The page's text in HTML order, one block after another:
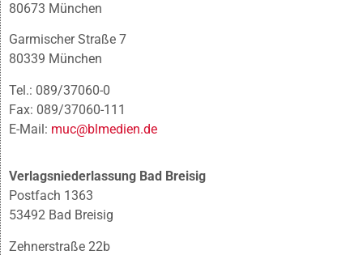
80673 München
Garmischer Straße 7
80339 München
Tel.: 089/37060-0
Fax: 089/37060-111
E-Mail: muc@blmedien.de
Verlagsniederlassung Bad Breisig
Postfach 1363
53492 Bad Breisig
Zehnerstraße 22b